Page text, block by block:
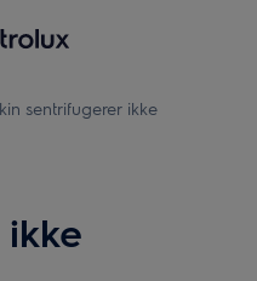
sentrifugerer ikke